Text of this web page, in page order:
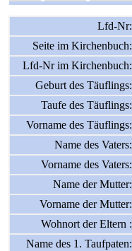
Lfd-Nr:
Seite im Kirchenbuch:
Lfd-Nr im Kirchenbuch:
Geburt des Täuflings:
Taufe des Täuflings:
Vorname des Täuflings:
Name des Vaters:
Vorname des Vaters:
Name der Mutter:
Vorname der Mutter:
Wohnort der Eltern :
Name des 1. Taufpaten: